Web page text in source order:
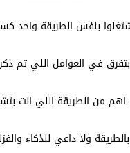
بنفس الطريقة واحد
في العوامل اللي تم
من الطريقة اللي انت
ولا داعي للذكاء